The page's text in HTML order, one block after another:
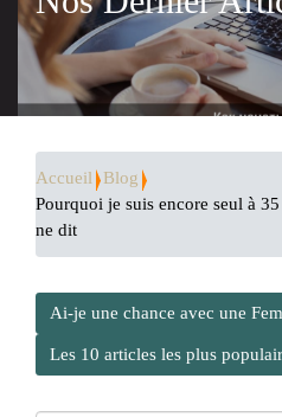
Accueil
Blog
Pourquoi je suis encore seul à
ne dit
Ai-je une chance avec une
Les 10 articles les plus